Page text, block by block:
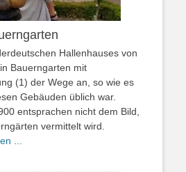
Hallenhauses von
Bauerngarten mit
(1) der Wege an, so wie es
Gebäuden üblich war.
entsprachen nicht dem Bild,
vermittelt wird.
...